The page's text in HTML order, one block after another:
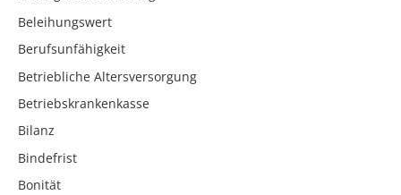
Beleihungswert
Berufsunfähigkeit
Betriebliche Altersversorgung
Betriebskrankenkasse
Bilanz
Bindefrist
Bonität